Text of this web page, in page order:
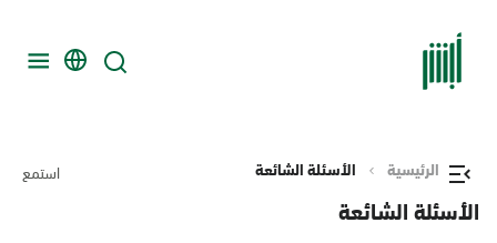
الرئيسية الأسئلة الشائعة استمع
الأسئلة الشائعة